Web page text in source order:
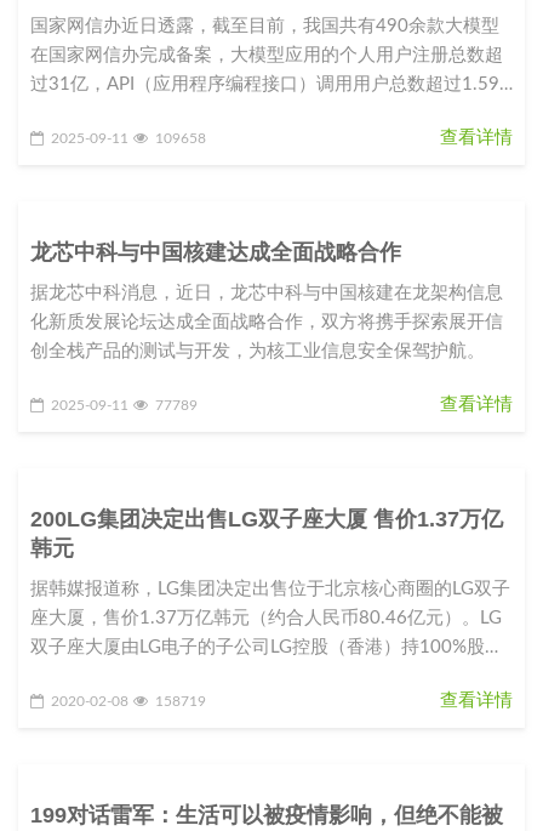
国家网信办近日透露，截至目前，我国共有490余款大模型
在国家网信办完成备案，大模型应用的个人用户注册总数超
过31亿，API（应用程序编程接口）调用用户总数超过1.59
2025-09-11 109658 查看详情
龙芯中科与中国核建达成全面战略合作
据龙芯中科消息，近日，龙芯中科与中国核建在龙架构信息
化新质发展论坛达成全面战略合作，双方将携手探索展开信
创全栈产品的测试与开发，为核工业信息安全保驾护航。
2025-09-11 77789 查看详情
200LG集团决定出售LG双子座大厦 售价1.37万亿
韩元
据韩媒报道称，LG集团决定出售位于北京核心商圈的LG双子
座大厦，售价1.37万亿韩元（约合人民币80.46亿元）。LG
双子座大厦由LG电子的子公司LG控股（香港）持100%股
2020-02-08 158719 查看详情
199对话雷军：生活可以被疫情影响，但绝不能被